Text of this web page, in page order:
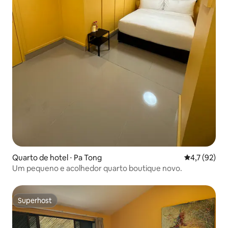
Quarto de hotel ⋅ Pa Tong 4,7 de uma
4,7 (92)
Um pequeno e acolhedor quarto boutique novo.
Superhost
Superhost